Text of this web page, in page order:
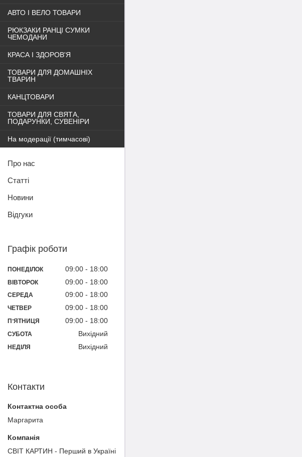
АВТО І ВЕЛО ТОВАРИ
РЮКЗАКИ РАНЦІ СУМКИ
ЧЕМОДАНИ
КРАСА І ЗДОРОВ'Я
ТОВАРИ ДЛЯ ДОМАШНІХ
ТВАРИН
КАНЦТОВАРИ
ТОВАРИ ДЛЯ СВЯТА,
ПОДАРУНКИ, СУВЕНІРИ
На модерації (тимчасові)
Про нас
Статті
Новини
Відгуки
Графік роботи
ПОНЕДІЛОК 09:00 18:00
ВІВТОРОК 09:00 18:00
СЕРЕДА 09:00 18:00
ЧЕТВЕР 09:00 18:00
ПʼЯТНИЦЯ 09:00 18:00
СУБОТА Вихідний
НЕДІЛЯ Вихідний
Контакти
Маргарита
СВІТ КАРТИН - Перший в Україні